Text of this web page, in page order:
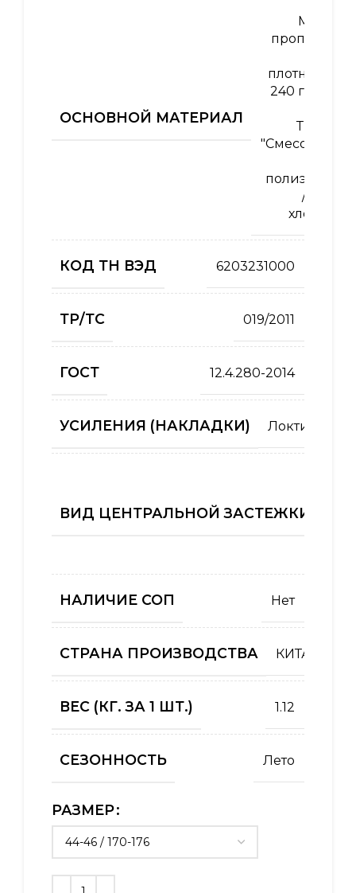
ОСНОВНОЙ МАТЕРИАЛ
МВО-
пропитка
плотность
240 гр/м2
Ткань
"Смесовая"
полиэфир
/ 35%
хлопок
КОД ТН ВЭД 6203231000
ТР/ТС 019/2011
ГОСТ 12.4.280-2014
УСИЛЕНИЯ (НАКЛАДКИ)
ВИД ЦЕНТРАЛЬНОЙ ЗАСТЕЖКИ
НАЛИЧИЕ СОП Нет
СТРАНА ПРОИЗВОДСТВА КИТАЙ
ВЕС (КГ. ЗА 1 ШТ.) 1.12
СЕЗОННОСТЬ Лето
РАЗМЕР